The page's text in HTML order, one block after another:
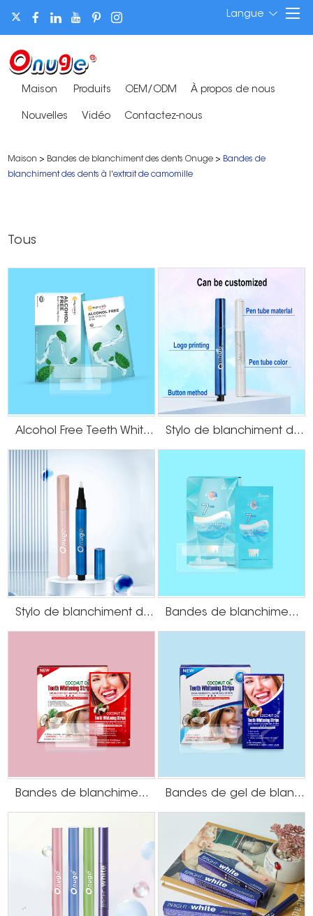
Langue
Maison Produits OEM/ODM À propos de nous
Nouvelles Vidéo Contactez-nous
Maison > Bandes de blanchiment des dents Onuge > Bandes de
blanchiment des dents à l'extrait de camomille
Tous
Alcohol Free Teeth Whitening Dry Strips Stylo de blanchiment des dents filmogène
Stylo de blanchiment des dents à poussée Bandes de blanchiment des dents au sel de la Mer Morte
Bandes de blanchiment des dents à l'huile de noix de coco HP Bandes de gel de blanchiment des dents à l'huile de noix de coco